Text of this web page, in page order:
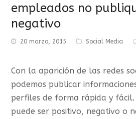
empleados no
negativo
20 marzo, 2015 Social Media
Con la aparición de las redes
podemos publicar
perfiles de forma rápida y fácil.
puede ser positivo, negativo o